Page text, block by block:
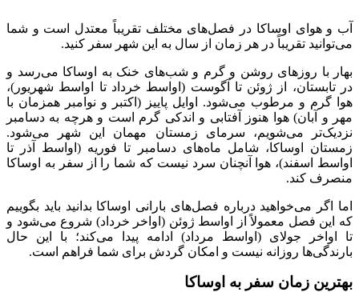
آب و هوای اوساکا در فصل‌های مختلف تقریباً معتدل است و شما
می‌توانید تقریباً در هر زمان از سال به این شهر سفر کنید.
بهار با روز‌های روشن و گرم و شب‌های خنک به اوساکا می‌رسد و
در تابستان‌، از ژوئن تا آگوست (اواسط خرداد تا اواسط شهریور)،
هوا گرم و مرطوب می‌شود. اوایل پاییز (اکتبر و نوامبر همزمان با
مهر و آبان) هوا هنوز آفتابی و اندکی گرم است و هرچه به دسامبر
نزدیک‌تر می‌شویم، سرمای زمستان مهمان این شهر می‌شود.
زمستان اوساکا، شامل ماه‌های دسامبر تا فوریه (اواسط آذر تا
اواسط اسفند)، هوا آنچنان سرد نیست که شما را از سفر به اوساکا
منصرف کند.
اما اگر می‌خواهید درباره فصل‌های بارانی اوساکا بدانید باید بگوییم
که این فصل معمولاً از اواسط ژوئن (اواخر خرداد) شروع می‌شود و
تا اواخر جولای (اواسط مرداد) ادامه پیدا می‌کند؛ با این حال
بارندگی‌ها روزانه نیست و امکان گردش برای شما فراهم است.
بهترین زمان سفر به اوساکا